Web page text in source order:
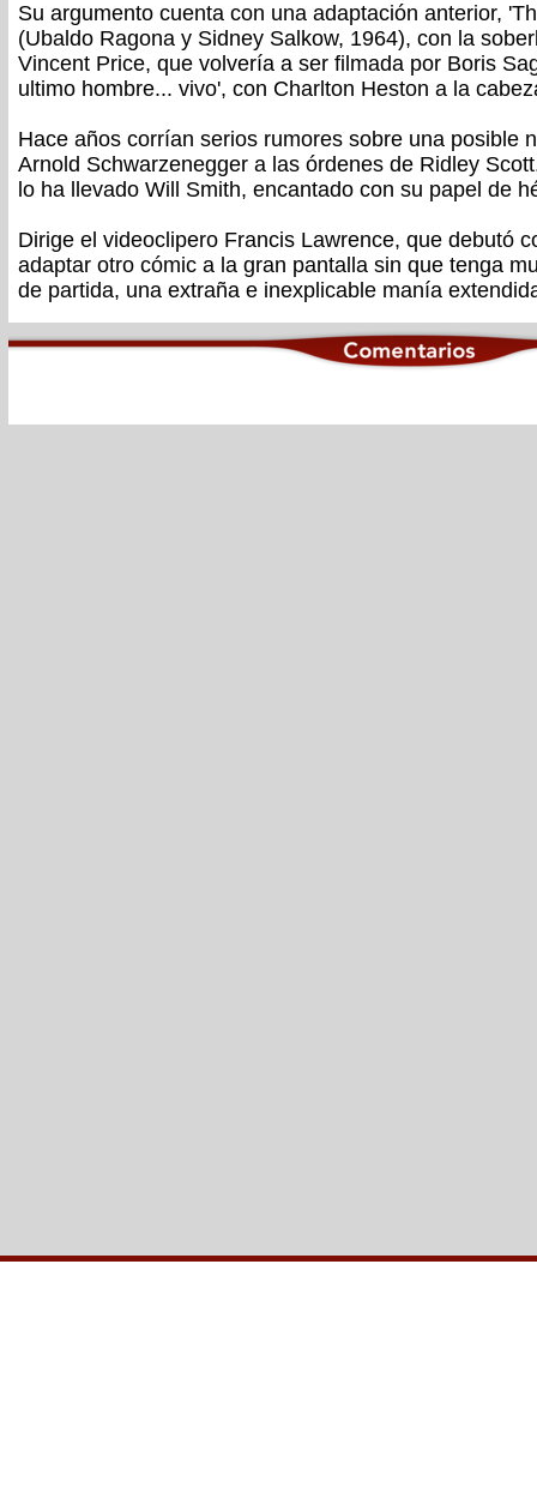
Su argumento cuenta con una adaptación anterior,
(Ubaldo Ragona y Sidney Salkow, 1964), con la
Vincent Price, que volvería a ser filmada por Boris
ultimo hombre... vivo', con Charlton Heston a la
Hace años corrían serios rumores sobre una posible
Arnold Schwarzenegger a las órdenes de Ridley
lo ha llevado Will Smith, encantado con su papel de
Dirige el videoclipero Francis Lawrence, que debutó
adaptar otro cómic a la gran pantalla sin que tenga
de partida, una extraña e inexplicable manía